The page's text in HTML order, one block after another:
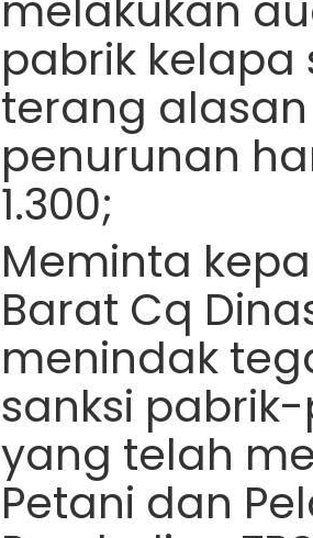
pabrik
terang
penurunan
1.300;
Meminta
Barat Cq
menindak
sanksi
yang telah
Petani dan